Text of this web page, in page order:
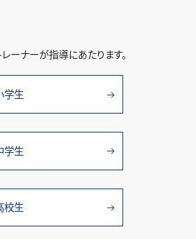
ーナーが指導にあたります。
学生
学生
校生